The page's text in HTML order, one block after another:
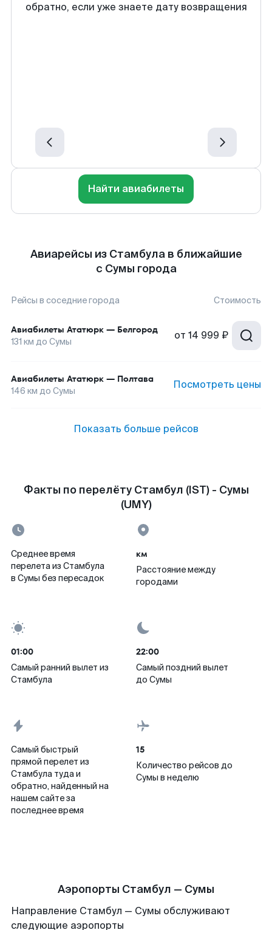
обратно, если уже знаете дату возвращения
Найти авиабилеты
Авиарейсы из Стамбула в ближайшие
с Сумы города
Рейсы в соседние города Стоимость
Авиабилеты Ататюрк — Белгород
131 км до Сумы от 14 999 ₽
Авиабилеты Ататюрк — Полтава
146 км до Сумы Посмотреть цены
Показать больше рейсов
Факты по перелёту Стамбул (IST) - Сумы
(UMY)
Среднее время
перелета из Стамбула
в Сумы без пересадок
км
Расстояние между
городами
01:00
Самый ранний вылет из
Стамбула
22:00
Самый поздний вылет
до Сумы
Самый быстрый
прямой перелет из
Стамбула туда и
обратно, найденный на
нашем сайте за
последнее время
15
Количество рейсов до
Сумы в неделю
Аэропорты Стамбул — Сумы
Направление Стамбул — Сумы обслуживают
следующие аэропорты